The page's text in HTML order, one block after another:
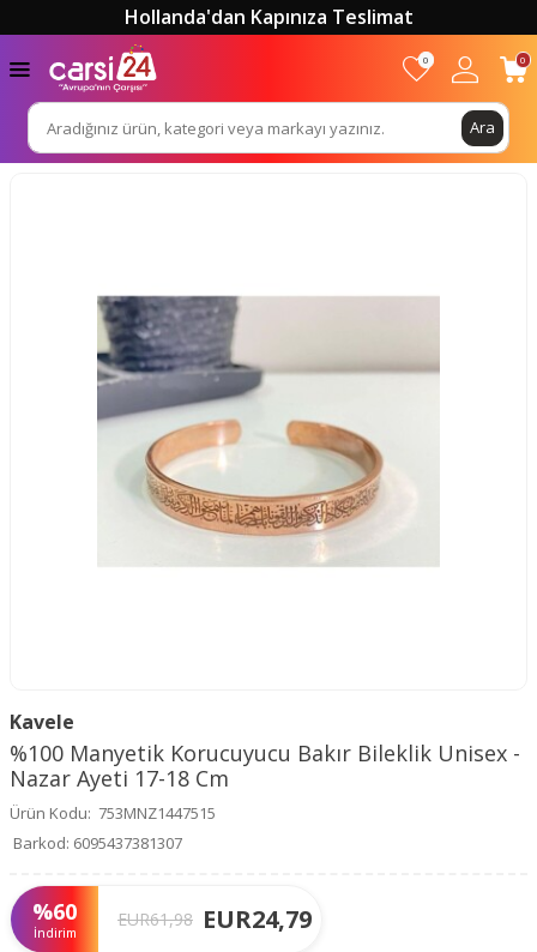
Hollanda'dan Kapınıza Teslimat
Ara
0 0
Kavele
%100 Manyetik Korucuyucu Bakır Bileklik Unisex -
Nazar Ayeti 17-18 Cm
Ürün Kodu: 753MNZ1447515
Barkod: 6095437381307
%60
İndirim
EUR61,98 EUR24,79